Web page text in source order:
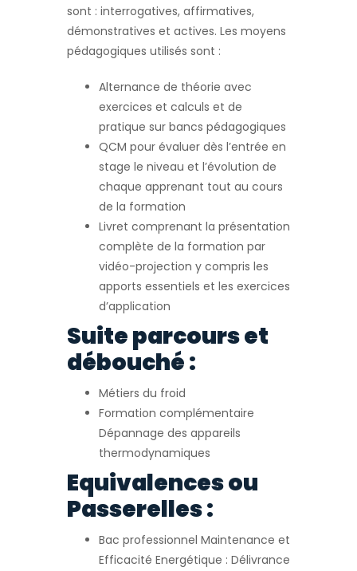
sont : interrogatives, affirmatives,
démonstratives et actives. Les moyens
pédagogiques utilisés sont :
Alternance de théorie avec
exercices et calculs et de
pratique sur bancs pédagogiques
QCM pour évaluer dès l’entrée en
stage le niveau et l’évolution de
chaque apprenant tout au cours
de la formation
Livret comprenant la présentation
complète de la formation par
vidéo-projection y compris les
apports essentiels et les exercices
d’application
Suite parcours et
débouché :
Métiers du froid
Formation complémentaire
Dépannage des appareils
thermodynamiques
Equivalences ou
Passerelles :
Bac professionnel Maintenance et
Efficacité Energétique : Délivrance